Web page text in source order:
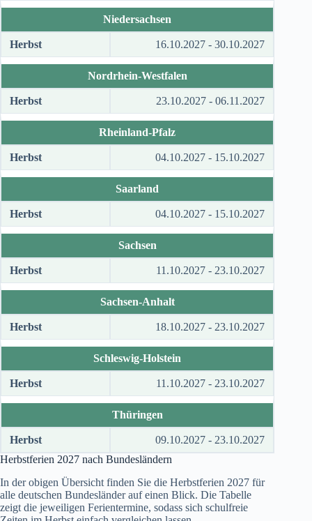
Niedersachsen
Herbst 16.10.2027 - 30.10.2027
Nordrhein-Westfalen
Herbst 23.10.2027 - 06.11.2027
Rheinland-Pfalz
Herbst 04.10.2027 - 15.10.2027
Saarland
Herbst 04.10.2027 - 15.10.2027
Sachsen
Herbst 11.10.2027 - 23.10.2027
Sachsen-Anhalt
Herbst 18.10.2027 - 23.10.2027
Schleswig-Holstein
Herbst 11.10.2027 - 23.10.2027
Thüringen
Herbst
09.10.2027 - 23.10.2027
Herbstferien 2027 nach Bundesländern
In der obigen Übersicht finden Sie die Herbstferien 2027 für
alle deutschen Bundesländer auf einen Blick. Die Tabelle
zeigt die jeweiligen Ferientermine, sodass sich schulfreie